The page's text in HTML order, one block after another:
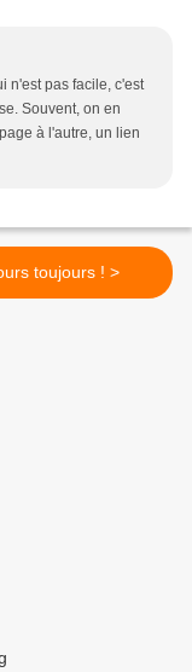
n'est pas facile, c'est
Souvent, on en
à l'autre, un lien
Cours toujours ! >